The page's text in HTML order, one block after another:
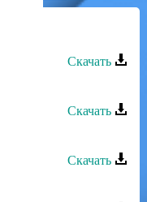
Скачать
Скачать
Скачать